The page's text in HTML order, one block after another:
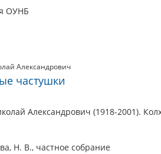
ОУНБ
Александрович
частушки
Александрович (1918-2001).
Н. В., частное собрание